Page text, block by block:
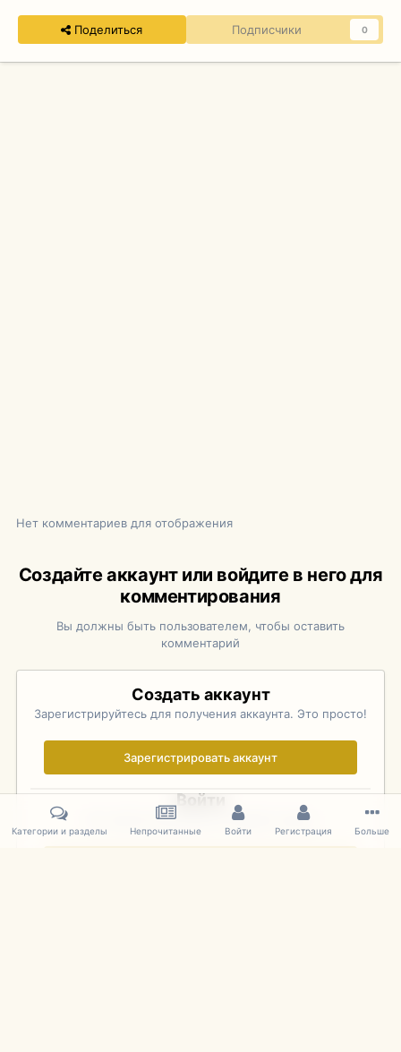
Поделиться Подписчики 0
Нет комментариев для отображения
Создайте аккаунт или войдите в него для
комментирования
Вы должны быть пользователем, чтобы оставить
комментарий
Создать аккаунт
Зарегистрируйтесь для получения аккаунта. Это просто!
Зарегистрировать аккаунт
Войти
Уже зарегистрированы? Войдите здесь.
Категории и разделы Непрочитанные Войти Регистрация Больше